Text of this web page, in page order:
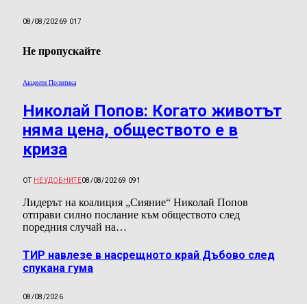
08/08/20269 017
Не пропускайте
Акценти Политика
Николай Попов: Когато животът
няма цена, обществото е в
криза
ОТ НЕУДОБНИТЕ08/08/20269 091
Лидерът на коалиция „Сияние“ Николай Попов
отправи силно послание към обществото след
поредния случай на…
ТИР навлезе в насрещното край Дъбово след
спукана гума
08/08/2026